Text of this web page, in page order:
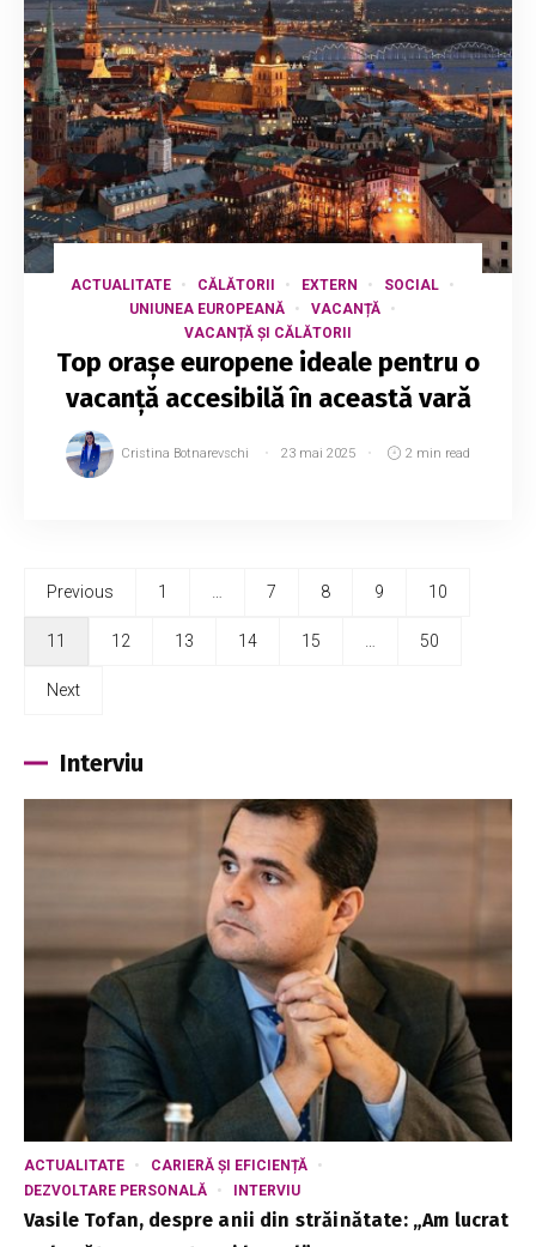
ACTUALITATE CĂLĂTORII EXTERN
SOCIAL
UNIUNEA EUROPEANĂ
VACANȚĂ
VACANȚĂ ȘI CĂLĂTORII
Top orașe europene ideale pentru o
vacanță accesibilă în această vară
Cristina Botnarevschi 23 mai 2025 2 min read
Previous 1 7 8 9 10
11 12 13 14 15 50
Next
Interviu
ACTUALITATE
CARIERĂ ȘI EFICIENȚĂ
DEZVOLTARE PERSONALĂ
INTERVIU
Vasile Tofan, despre anii din străinătate: „Am lucrat